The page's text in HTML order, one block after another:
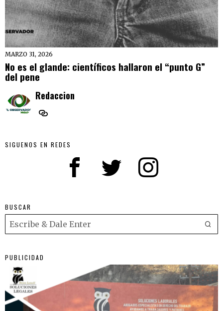
MARZO 31, 2026
No es el glande: científicos hallaron el “punto G”
del pene
Redaccion
SIGUENOS EN REDES
BUSCAR
PUBLICIDAD